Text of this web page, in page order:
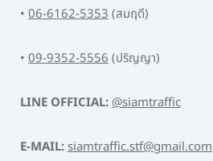
• 06-6162-5353(สมฤดี)
• 09-9352-5556(ปริญญา)
LINE OFFICIAL:@siamtraffic
E-MAIL:siamtraffic.stf@gmail.com